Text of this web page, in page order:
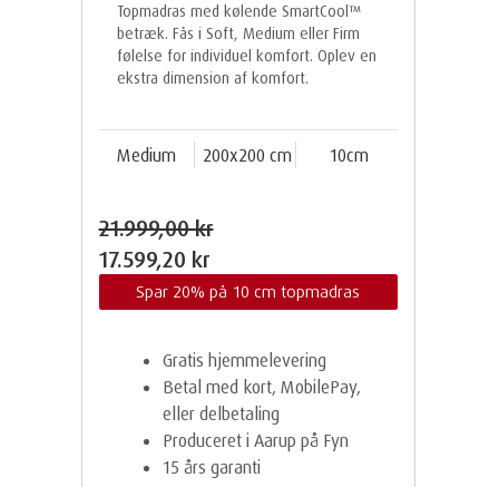
Topmadras med kølende SmartCool™
betræk. Fås i Soft, Medium eller Firm
følelse for individuel komfort. Oplev en
ekstra dimension af komfort.
Medium 200x200 cm 10cm
21.999,00 kr
17.599,20 kr
Spar 20% på 10 cm topmadras
Gratis hjemmelevering
Betal med kort, MobilePay,
eller delbetaling
Produceret i Aarup på Fyn
15 års garanti